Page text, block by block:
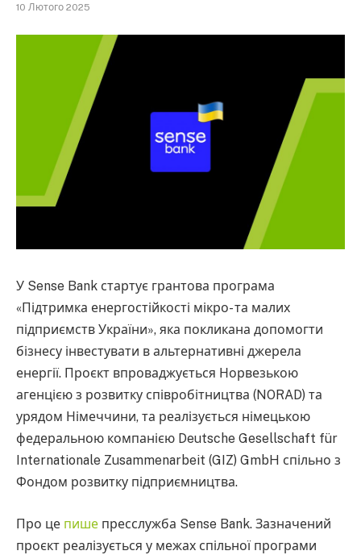
10 Лютого 2025
У Sense Bank стартує грантова програма
«Підтримка енергостійкості мікро- та малих
підприємств України», яка покликана допомогти
бізнесу інвестувати в альтернативні джерела
енергії. Проєкт впроваджується Норвезькою
агенцією з розвитку співробітництва (NORAD) та
урядом Німеччини, та реалізується німецькою
федеральною компанією Deutsche Gesellschaft für
Internationale Zusammenarbeit (GIZ) GmbH спільно з
Фондом розвитку підприємництва.
Про це пише пресслужба Sense Bank. Зазначений
проєкт реалізується у межах спільної програми